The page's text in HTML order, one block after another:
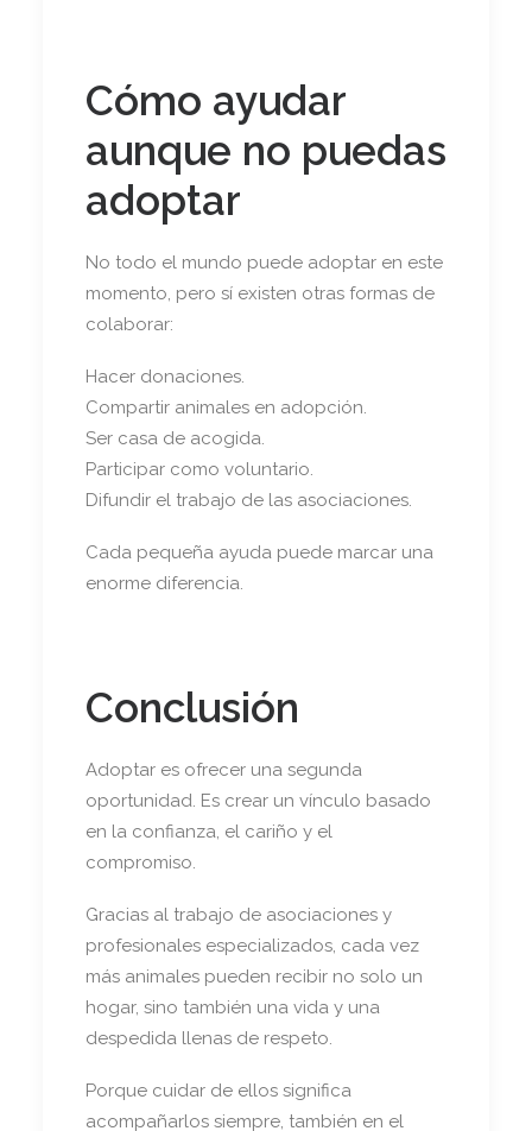
Cómo ayudar
aunque no puedas
adoptar
No todo el mundo puede adoptar en este
momento, pero sí existen otras formas de
colaborar:
Hacer donaciones.
Compartir animales en adopción.
Ser casa de acogida.
Participar como voluntario.
Difundir el trabajo de las asociaciones.
Cada pequeña ayuda puede marcar una
enorme diferencia.
Conclusión
Adoptar es ofrecer una segunda
oportunidad. Es crear un vínculo basado
en la confianza, el cariño y el
compromiso.
Gracias al trabajo de asociaciones y
profesionales especializados, cada vez
más animales pueden recibir no solo un
hogar, sino también una vida y una
despedida llenas de respeto.
Porque cuidar de ellos significa
acompañarlos siempre, también en el